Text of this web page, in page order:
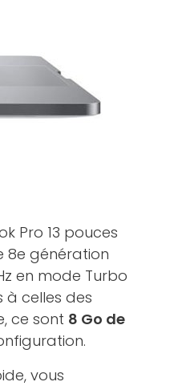
Pro 13 pouces
8e génération
en mode Turbo
celles des
ce sont 8 Go de
vous